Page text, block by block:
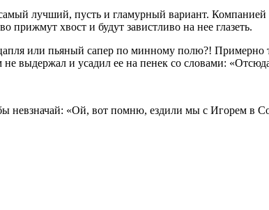
лучший, пусть и гламурный вариант.
прижмут хвост и будут завистливо на нее глазеть.
или пьяный сапер по минному полю?!
выдержал и усадил ее на пенек со словами:
невзначай: «Ой, вот помню, ездили мы с Игорем в